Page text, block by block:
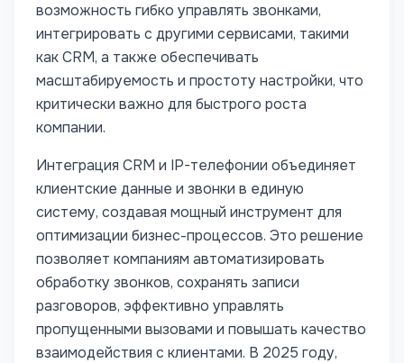
возможность гибко управлять звонками,
интегрировать с другими сервисами, такими
как CRM, а также обеспечивать
масштабируемость и простоту настройки, что
критически важно для быстрого роста
компании.
Интеграция CRM и IP-телефонии объединяет
клиентские данные и звонки в единую
систему, создавая мощный инструмент для
оптимизации бизнес-процессов. Это решение
позволяет компаниям автоматизировать
обработку звонков, сохранять записи
разговоров, эффективно управлять
пропущенными вызовами и повышать качество
взаимодействия с клиентами. В 2025 году,